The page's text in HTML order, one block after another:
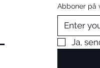
Abboner på
Ja,